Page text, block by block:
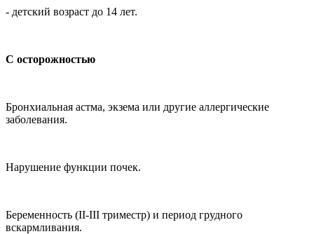
- детский возраст до 14 лет.
С осторожностью
Бронхиальная астма, экзема или другие аллергические
заболевания.
Нарушение функции почек.
Беременность (II-III триместр) и период грудного
вскармливания.